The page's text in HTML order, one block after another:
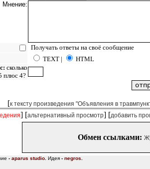
Мнение:
Получать ответы на своё сообщение
TEXT |
HTML
сколько
плюс 4?
[к тексту произведения "Объявления в
] [альтернативный просмотр] [добавить
Обмен ссылками:
- aparus studio Идея - negros